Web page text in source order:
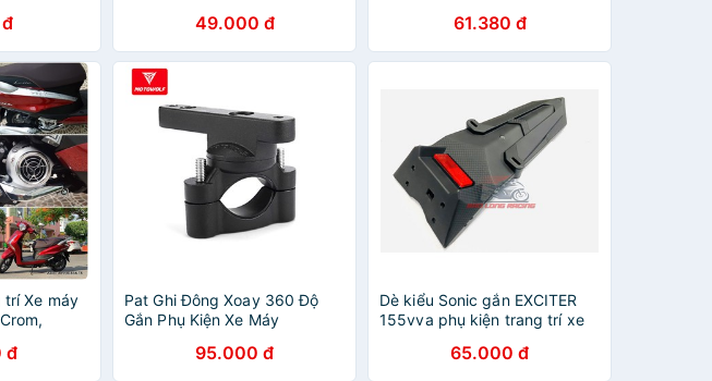
Honda SH Việt49.000 đ 61.380 đ
trí Xe máy
đ
Pat Ghi Đông Xoay 360 Độ
Gắn Phụ Kiện Xe Máy
95.000 đ
Dè kiểu Sonic gắn EXCITER
155vva phụ kiện trang trí xe
65.000 đ